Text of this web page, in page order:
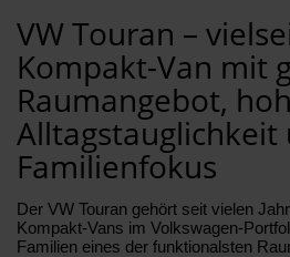
VW Touran –
Kompakt-Van mit
Raumangebot,
Alltagstauglichkeit
Familienfokus
Der VW Touran gehört seit vielen
Kompakt-Vans im Volkswagen-
Familien eines der funktionalsten